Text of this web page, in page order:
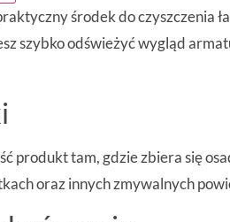
środek do czyszczenia
szybko odświeżyć wygląd
produkt tam, gdzie zbiera się
oraz innych zmywalnych